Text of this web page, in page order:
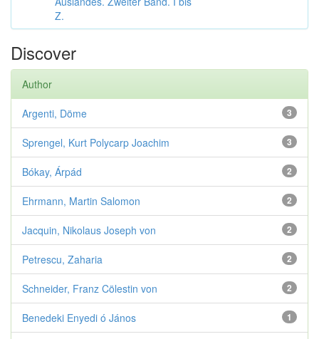
Z.
Discover
Author
3
Argenti, Döme
3
Sprengel, Kurt Polycarp Joachim
2
Bókay, Árpád
2
Ehrmann, Martin Salomon
2
Jacquin, Nikolaus Joseph von
2
Petrescu, Zaharia
2
Schneider, Franz Cölestin von
1
Benedeki Enyedi ó János